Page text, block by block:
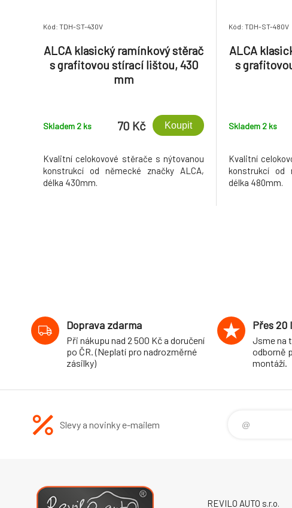
Kód: TDH-ST-430V
ALCA klasický ramínkový stěrač
s grafitovou stírací lištou, 430
mm
Skladem 2 ks 70 Kč Koupit
Kvalitní celokovové stěrače s nýtovanou
konstrukcí od německé značky ALCA,
délka 430mm.
Kód: TDH-ST-480V
ALCA
s
Skladem 2 ks
Kvalitní
konstrukcí od
délka 480mm.
Doprava zdarma
Při nákupu nad 2 500 Kč a doručení
po ČR. (Neplatí pro nadrozměrné
zásilky)
Přes 20
Jsme na
odborně
montáží.
Slevy a novinky e-mailem
REVILO AUTO s.r.o.